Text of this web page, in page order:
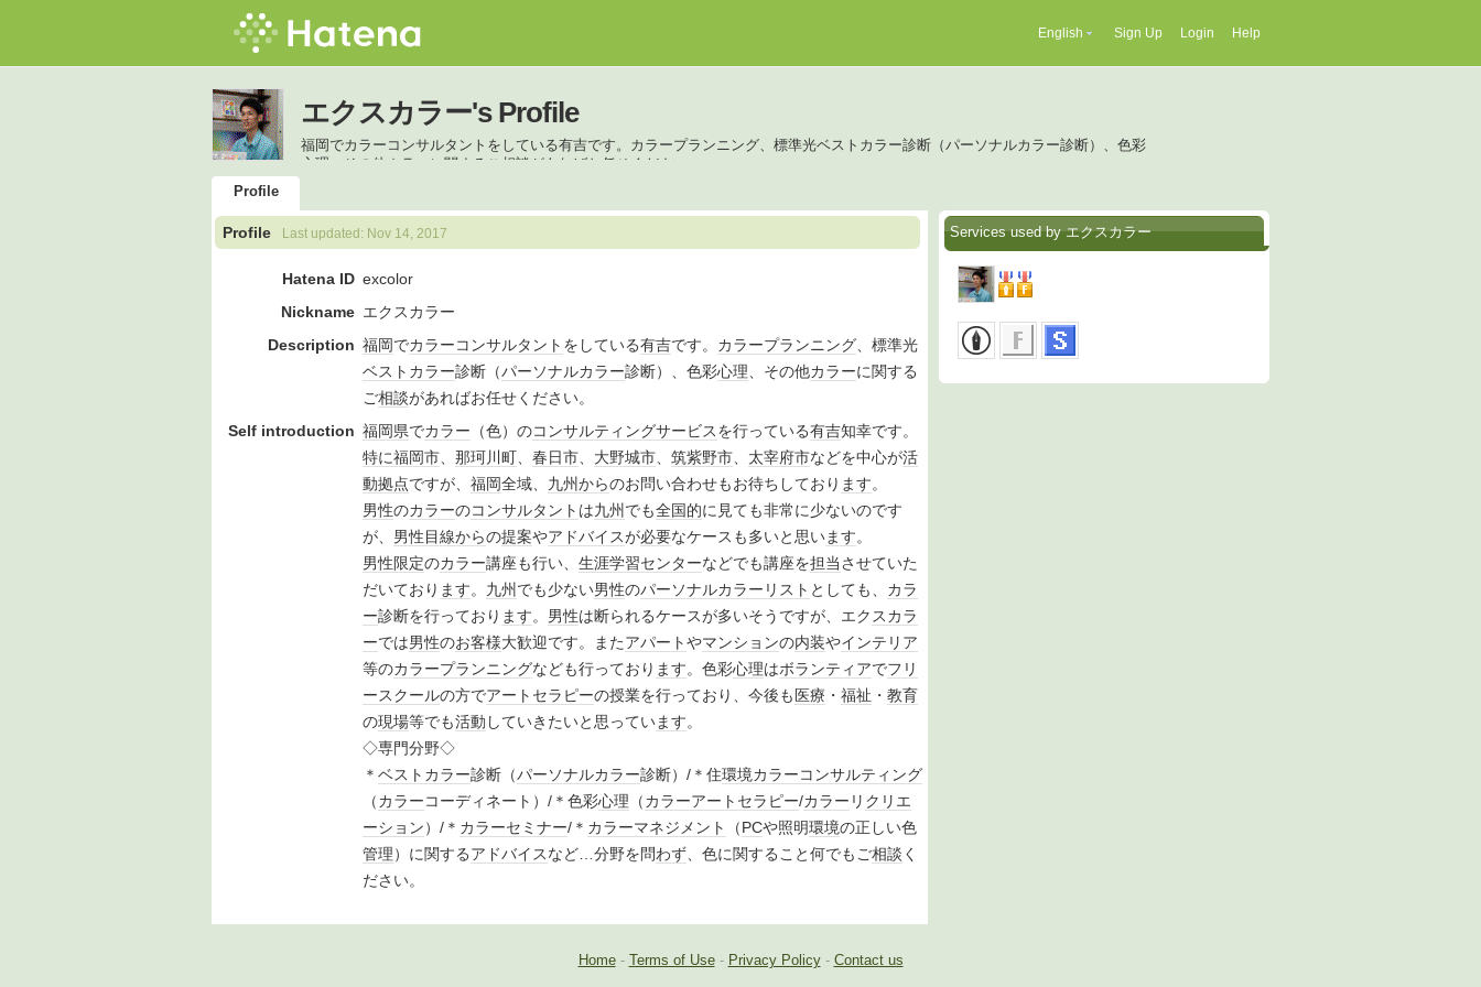
English Sign Up Login Help
エクスカラー's Profile
福岡でカラーコンサルタントをしている有吉です。カラープランニング、標準光ベストカラー診断（パーソナルカラー診断）、色彩
心理、その他カラーに関するご相談があればお任せください。
Profile
Profile Last updated: Nov 14, 2017
Hatena ID excolor
Nickname エクスカラー
Description 福岡でカラーコンサルタント をしている有吉です。 カラープランニング、標準光
ベスト カラー診断（パーソナルカラー診断）、色彩心理、その他カラーに関する
ご相談があればお任せください。
Self introduction 福岡県でカラー （色）のコンサルティングサービスを行っている有吉知幸です。
特に福岡市、 那珂川町、 春日市、 大野城市、 筑紫野市、 太宰府市などを中心が活
動拠点ですが、 福岡全域、 九州からのお問い合わせもお待ちしており ます。
男性のカラーのコンサルタント は九州 でも全国的に見ても非常に少ないのです
が、 男性目線からの提案やアドバイスが必要なケースも多いと思います。
男性限定のカラー講座も行い、 生涯学習センターなどでも講座を担当させていた
だいており ます。 九州 でも少ない男性のパーソナルカラー リスト としても、 カラ
ー診断を行っており ます。 男性は断られるケースが多いそうですが、エクスカラ
ーでは男性のお客様大歓迎です。またアパートやマンションの内装やインテリア
等のカラープランニングなども行っており ます。色彩心理はボランティアでフリ
ースクールの方でアートセラピーの授業を行っており、今後も 医療 ・ 福祉 ・ 教育
の現場等でも活動 していきたいと思っています。
◇専門分野◇
＊ ベスト カラー診断（パーソナルカラー診断）/＊住環境カラーコンサルティング
（カラーコーディネート）/＊色彩心理 （カラーアートセラピー/カラー リ クリエ
ーション）/＊ カラーセミナー/＊ カラーマネジメント （PCや照明環境の正しい色
管理）に関するアドバイスなど…分野を問わず、色に関すること何でもご相談 く
ださい。
Services used by エクスカラー
Home- Terms of Use- Privacy Policy- Contact us